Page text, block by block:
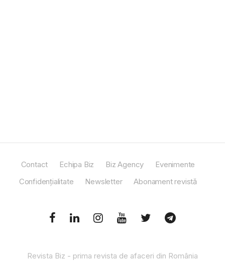
Contact Echipa Biz Biz Agency
Evenimente
Confidențialitate
Newsletter Abonament revistă
Revista Biz - prima revista de afaceri din România